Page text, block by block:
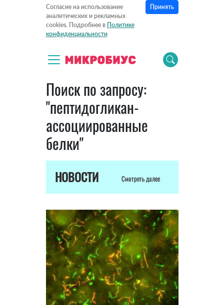
Согласие на использование
аналитических и рекламных
cookies. Подробнее в Политике
конфиденциальности
Принять
Поиск по запросу:
"пептидогликан-
ассоциированные
белки"
НОВОСТИ Смотреть далее